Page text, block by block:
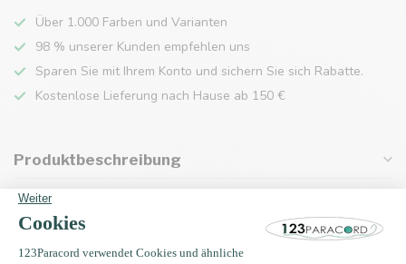
Über 1.000 Farben und Varianten
98 % unserer Kunden empfehlen uns
Sparen Sie mit Ihrem Konto und sichern Sie sich Rabatte.
Kostenlose Lieferung nach Hause ab 150 €
Produktbeschreibung
Eigenschaften